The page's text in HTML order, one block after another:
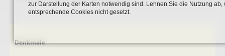
Navigation
Denkmale
zur Darstellung der Karten notwendig sind. Lehnen Sie die Nutzung ab,
entsprechende Cookies nicht gesetzt.